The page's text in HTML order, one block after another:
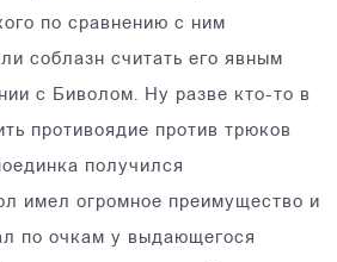
по сравнению с ним
соблазн считать его явным
с Биволом. Ну разве кто-то в
противоядие против трюков
получился
имел огромное преимущество и
по очкам у выдающегося